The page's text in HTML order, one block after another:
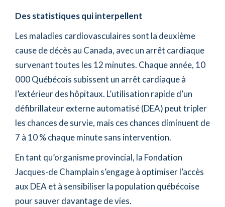
Des statistiques qui interpellent
Les maladies cardiovasculaires sont la deuxième
cause de décès au Canada, avec un arrêt cardiaque
survenant toutes les 12 minutes. Chaque année, 10
000 Québécois subissent un arrêt cardiaque à
l’extérieur des hôpitaux. L’utilisation rapide d’un
défibrillateur externe automatisé (DEA) peut tripler
les chances de survie, mais ces chances diminuent de
7 à 10 % chaque minute sans intervention.
En tant qu’organisme provincial, la Fondation
Jacques-de Champlain s’engage à optimiser l’accès
aux DEA et à sensibiliser la population québécoise
pour sauver davantage de vies.